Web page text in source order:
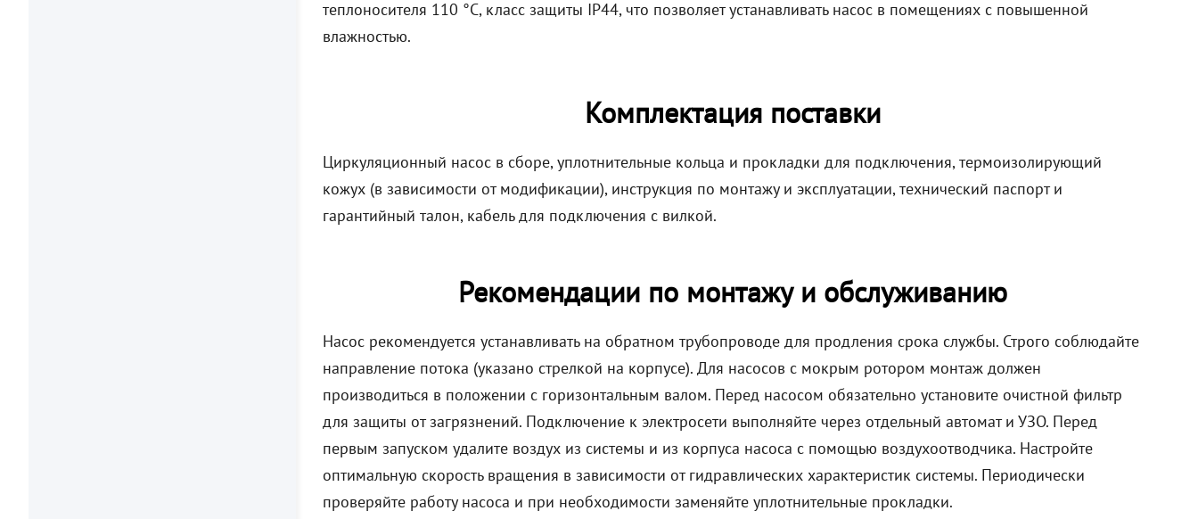
теплоносителя 110 °C, класс защиты IP44, что позволяет устанавливать насос в помещениях с повышенной
влажностью.
Комплектация поставки
Циркуляционный насос в сборе, уплотнительные кольца и прокладки для подключения, термоизолирующий
кожух (в зависимости от модификации), инструкция по монтажу и эксплуатации, технический паспорт и
гарантийный талон, кабель для подключения с вилкой.
Рекомендации по монтажу и обслуживанию
Насос рекомендуется устанавливать на обратном трубопроводе для продления срока службы. Строго соблюдайте
направление потока (указано стрелкой на корпусе). Для насосов с мокрым ротором монтаж должен
производиться в положении с горизонтальным валом. Перед насосом обязательно установите очистной фильтр
для защиты от загрязнений. Подключение к электросети выполняйте через отдельный автомат и УЗО. Перед
первым запуском удалите воздух из системы и из корпуса насоса с помощью воздухоотводчика. Настройте
оптимальную скорость вращения в зависимости от гидравлических характеристик системы. Периодически
проверяйте работу насоса и при необходимости заменяйте уплотнительные прокладки.